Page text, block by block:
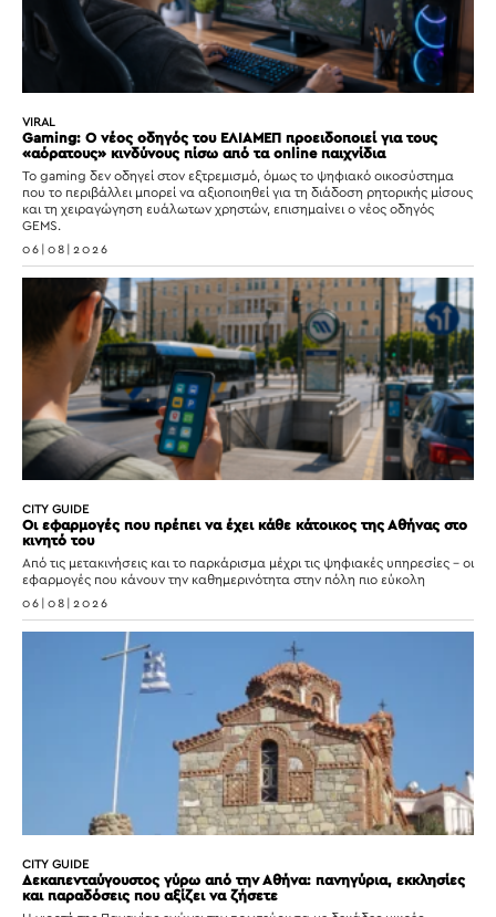
VIRAL
Gaming: Ο νέος οδηγός του ΕΛΙΑΜΕΠ προειδοποιεί για τους
«αόρατους» κινδύνους πίσω από τα online παιχνίδια
Το gaming δεν οδηγεί στον εξτρεμισμό, όμως το ψηφιακό οικοσύστημα
που το περιβάλλει μπορεί να αξιοποιηθεί για τη διάδοση ρητορικής μίσους
και τη χειραγώγηση ευάλωτων χρηστών, επισημαίνει ο νέος οδηγός
GEMS.
06|08|2026
CITY GUIDE
Οι εφαρμογές που πρέπει να έχει κάθε κάτοικος της Αθήνας στο
κινητό του
Από τις μετακινήσεις και το παρκάρισμα μέχρι τις ψηφιακές υπηρεσίες – οι
εφαρμογές που κάνουν την καθημερινότητα στην πόλη πιο εύκολη
06|08|2026
CITY GUIDE
Δεκαπενταύγουστος γύρω από την Αθήνα: πανηγύρια, εκκλησίες
και παραδόσεις που αξίζει να ζήσετε